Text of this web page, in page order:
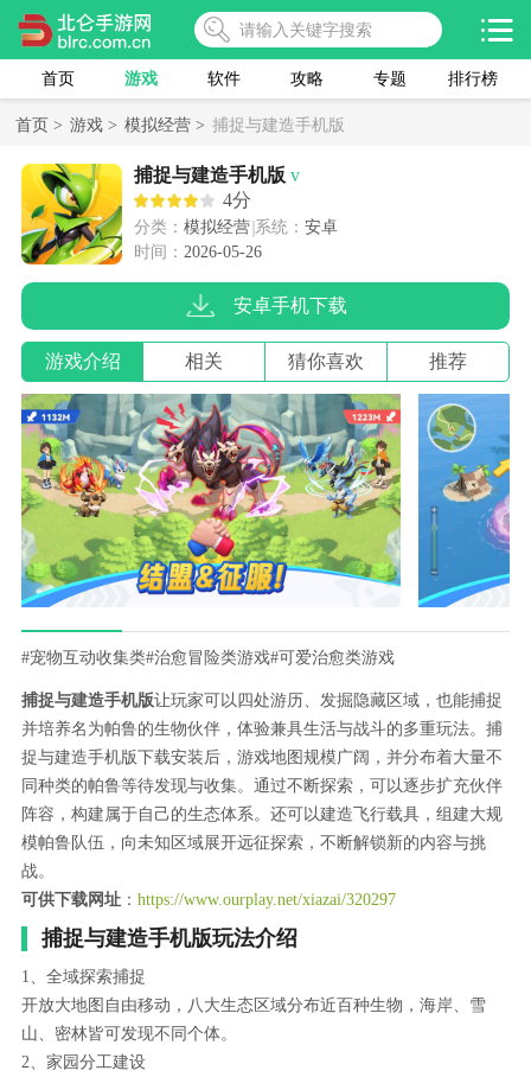
首页 游戏 软件 攻略 专题 排行榜
首页 > 游戏 > 模拟经营 > 捕捉与建造手机版
捕捉与建造手机版 v
4分
分类： 模拟经营 系统： 安卓
时间： 2026-05-26
安卓手机下载
游戏介绍 相关 猜你喜欢 推荐
#宠物互动收集类#治愈冒险类游戏#可爱治愈类游戏
捕捉与建造手机版让玩家可以四处游历、发掘隐藏区域，也能捕捉
并培养名为帕鲁的生物伙伴，体验兼具生活与战斗的多重玩法。捕
捉与建造手机版下载安装后，游戏地图规模广阔，并分布着大量不
同种类的帕鲁等待发现与收集。通过不断探索，可以逐步扩充伙伴
阵容，构建属于自己的生态体系。还可以建造飞行载具，组建大规
模帕鲁队伍，向未知区域展开远征探索，不断解锁新的内容与挑
战。
可供下载网址： https://www.ourplay.net/xiazai/320297
捕捉与建造手机版玩法介绍
1、全域探索捕捉
开放大地图自由移动，八大生态区域分布近百种生物，海岸、雪
山、密林皆可发现不同个体。
2、家园分工建设